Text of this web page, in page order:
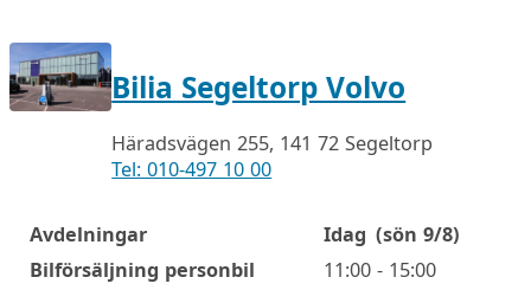
Bilia Segeltorp Volvo
Häradsvägen 255, 141 72 Segeltorp
Tel: 010-497 10 00
Öppettider
Avdelningar Idag (sön 9/8)
Bilförsäljning personbil
11:00 - 15:00